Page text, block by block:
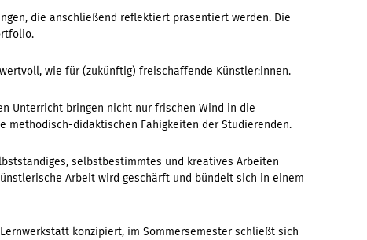
die anschließend reflektiert präsentiert werden. Die
wie für (zukünftig) freischaffende Künstler:innen.
Unterricht bringen nicht nur frischen Wind in die
methodisch-didaktischen Fähigkeiten der Studierenden.
selbstbestimmtes und kreatives Arbeiten
Arbeit wird geschärft und bündelt sich in einem
konzipiert, im Sommersemester schließt sich